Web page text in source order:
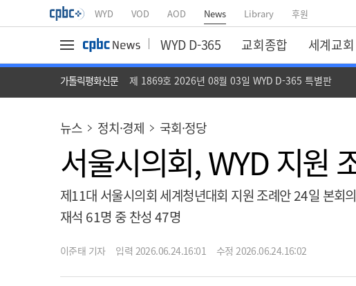
WYD VOD AOD News Library 후원
WYD D-365 교회종합 세계교회
가톨릭평화신문 제 1869호 2026년 08월 03일 WYD D-365 특별판
뉴스 정치·경제 국회·정당
서울시의회, WYD 지원
제11대 서울시의회 세계청년대회 지원 조례안 24일 본회
재석 61명 중 찬성 47명
이준태 기자 입력 2026.06.24.16:01 수정 2026.06.24.16:02